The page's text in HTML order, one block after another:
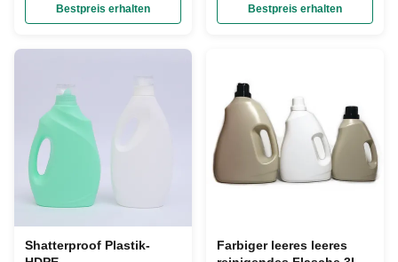
Bestpreis erhalten
gebilligtes 5L ab
Bestpreis erhalten
Shatterproof Plastik-
Farbiger leeres leeres